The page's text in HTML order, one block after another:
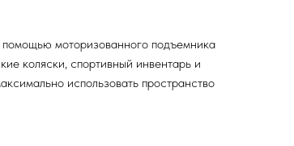
моторизованного подъемника
коляски, спортивный инвентарь и
использовать пространство